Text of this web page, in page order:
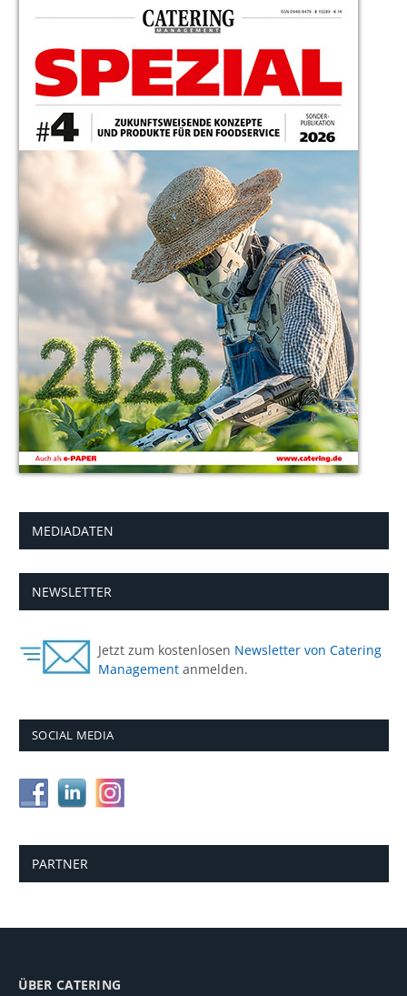
MEDIADATEN
NEWSLETTER
Jetzt zum kostenlosen Newsletter von Catering
Management anmelden.
SOCIAL MEDIA
PARTNER
ÜBER CATERING